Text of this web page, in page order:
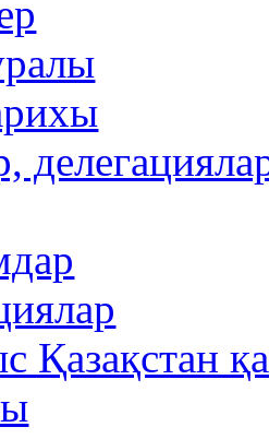
Қазақстан